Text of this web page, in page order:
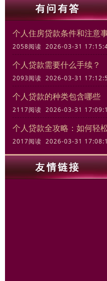
个人住房贷款条件和注意
2058阅读 2026-03-31
个人贷款需要什么手续？
2093阅读 2026-03-31
个人贷款的种类包含哪些
2117阅读 2026-03-31
个人贷款全攻略：如何轻
2017阅读 2026-03-31